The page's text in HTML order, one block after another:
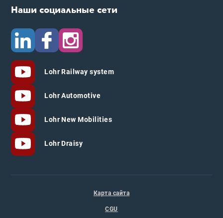
Наши социальные сети
Lohr Railway system
Lohr Automotive
Lohr New Mobilities
Lohr Draisy
Карта сайта
CGU